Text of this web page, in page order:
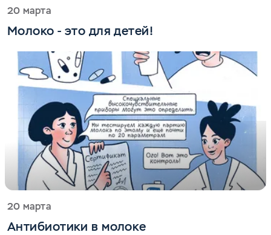
20 марта
Молоко - это для детей!
20 марта
Антибиотики в молоке